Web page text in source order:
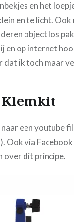
en het
en te licht. Ook
object los
en op internet
dat ik toch maar
Klemkit
een youtube
Ook via
over dit principe.